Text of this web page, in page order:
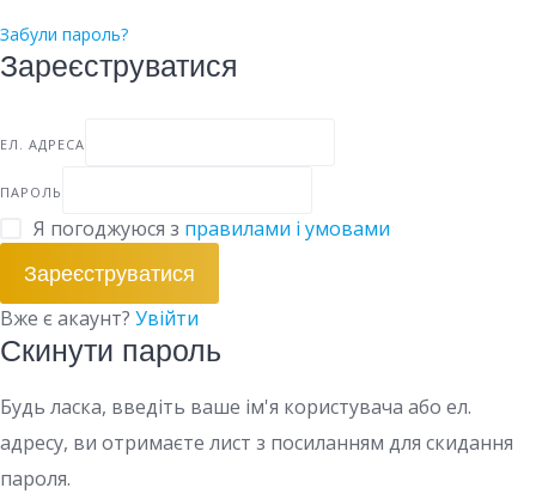
Забули пароль?
Зареєструватися
ЕЛ. АДРЕСА
ПАРОЛЬ
Я погоджуюся з правилами і умовами
Зареєструватися
Вже є акаунт? Увійти
Скинути пароль
Будь ласка, введіть ваше ім'я користувача або ел.
адресу, ви отримаєте лист з посиланням для скидання
пароля.